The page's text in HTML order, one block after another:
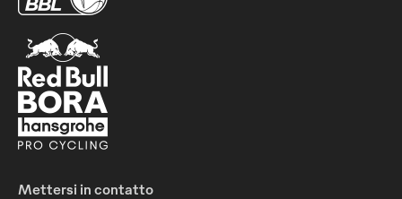
Mettersi in contatto